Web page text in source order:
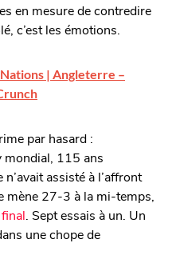
en mesure de contredire
c’est les émotions.
| Angleterre –
par hasard :
mondial, 115 ans
assisté à l’affront
mène 27-3 à la mi-temps,
. Sept essais à un. Un
une chope de